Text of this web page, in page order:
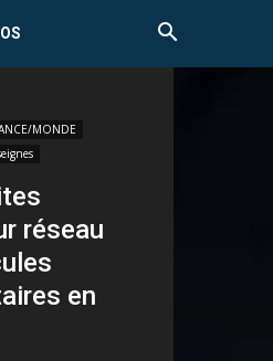
MONDE
réseau
en